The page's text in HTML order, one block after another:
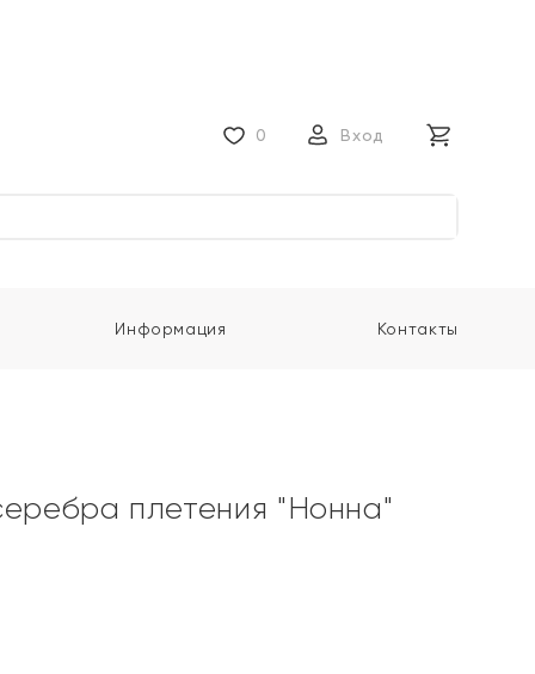
0 Вход
Информация Контакты
плетения "Нонна"